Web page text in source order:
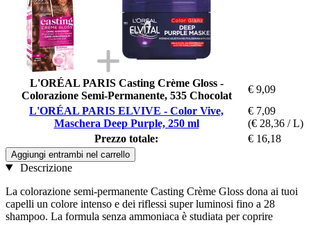
L'ORÉAL PARIS Casting Crème Gloss -
Colorazione Semi-Permanente, 535 Chocolat
€ 9,09
L'ORÉAL PARIS ELVIVE - Color Vive,
Maschera Deep Purple, 250 ml
€ 7,09
(€ 28,36 / L)
Prezzo totale:
€ 16,18
Aggiungi entrambi nel carrello
Descrizione
La colorazione semi-permanente Casting Crème Gloss dona ai tuoi
capelli un colore intenso e dei riflessi super luminosi fino a 28
shampoo. La formula senza ammoniaca è studiata per coprire